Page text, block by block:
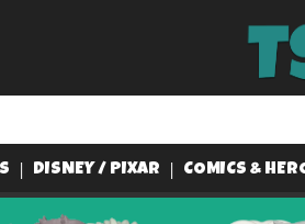
DISNEY / PIXAR COMICS &